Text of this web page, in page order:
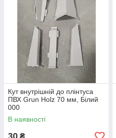
Кут внутрішній до плінтуса
ПВХ Grun Holz 70 мм, Білий
000
В наявності
₴